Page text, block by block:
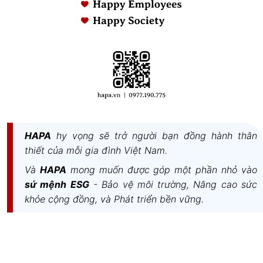
HAPA hy vọng sẽ trở người bạn đồng hành thân
thiết của mỗi gia đình Việt Nam.
Và HAPA mong muốn được góp một phần nhỏ vào
sứ mệnh ESG- Bảo vệ môi trường, Nâng cao sức
khỏe cộng đồng, và Phát triển bền vững.